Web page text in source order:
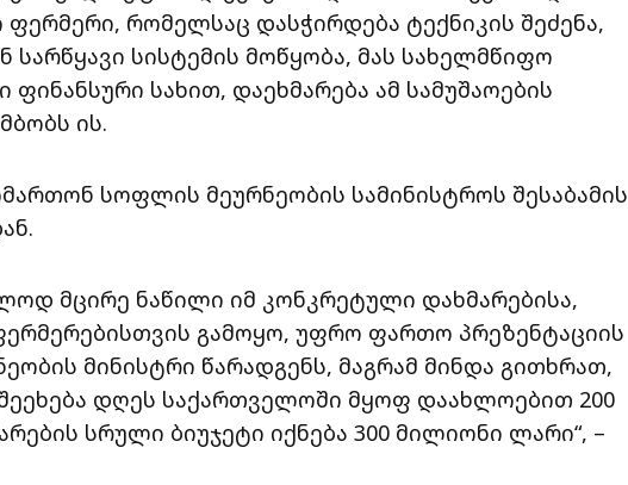
რომელსაც დასჭირდება ტექნიკის შეძენა,
სარწყავი სისტემის მოწყობა, მას სახელმწიფო
სახით, დაეხმარება ამ სამუშაოების
ის.
სოფლის მეურნეობის სამინისტროს შესაბამის
მცირე ნაწილი იმ კონკრეტული დახმარებისა,
გამოყო, უფრო ფართო პრეზენტაციის
მინისტრი წარადგენს, მაგრამ მინდა გითხრათ,
დღეს საქართველოში მყოფ დაახლოებით 200
სრული ბიუჯეტი იქნება 300 მილიონი ლარი“, –